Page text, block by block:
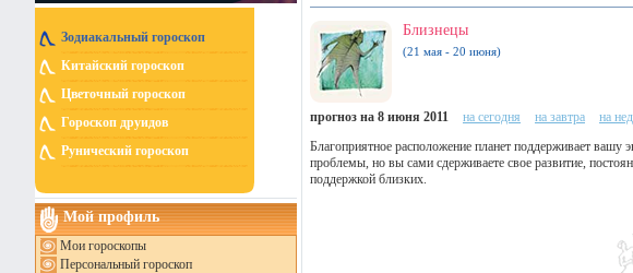
Зодиакальный гороскоп
Китайский гороскоп
Цветочный гороскоп
Гороскоп друидов
Рунический гороскоп
Мой профиль
Мои гороскопы
Персональный гороскоп
Близнецы
(21 мая - 20 июня)
прогноз на 8 июня 2011 на сегодня на завтра на
Благоприятное расположение планет поддерживает
проблемы, но вы сами сдерживаете свое развитие,
поддержкой близких.